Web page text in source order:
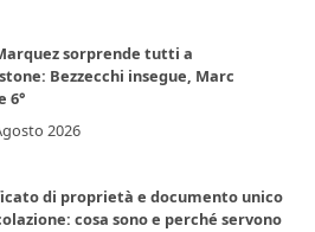
sorprende tutti a
Bezzecchi insegue, Marc
6°
2026
di proprietà e documento unico
cosa sono e perché servono